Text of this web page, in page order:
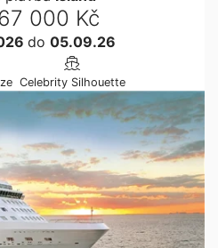
000 Kč
do 05.09.26
Celebrity Silhouette